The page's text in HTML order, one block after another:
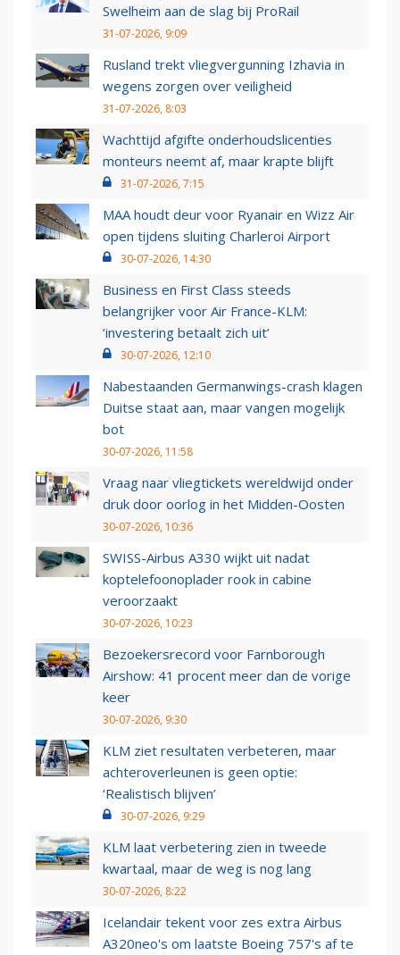
Swelheim aan de slag bij ProRail
31-07-2026, 9:09
Rusland trekt vliegvergunning Izhavia in
wegens zorgen over veiligheid
31-07-2026, 8:03
Wachttijd afgifte onderhoudslicenties
monteurs neemt af, maar krapte blijft
31-07-2026, 7:15
MAA houdt deur voor Ryanair en Wizz Air
open tijdens sluiting Charleroi Airport
30-07-2026, 14:30
Business en First Class steeds
belangrijker voor Air France-KLM:
‘investering betaalt zich uit’
30-07-2026, 12:10
Nabestaanden Germanwings-crash klagen
Duitse staat aan, maar vangen mogelijk
bot
30-07-2026, 11:58
Vraag naar vliegtickets wereldwijd onder
druk door oorlog in het Midden-Oosten
30-07-2026, 10:36
SWISS-Airbus A330 wijkt uit nadat
koptelefoonoplader rook in cabine
veroorzaakt
30-07-2026, 10:23
Bezoekersrecord voor Farnborough
Airshow: 41 procent meer dan de vorige
keer
30-07-2026, 9:30
KLM ziet resultaten verbeteren, maar
achteroverleunen is geen optie:
‘Realistisch blijven’
30-07-2026, 9:29
KLM laat verbetering zien in tweede
kwartaal, maar de weg is nog lang
30-07-2026, 8:22
Icelandair tekent voor zes extra Airbus
A320neo's om laatste Boeing 757's af te